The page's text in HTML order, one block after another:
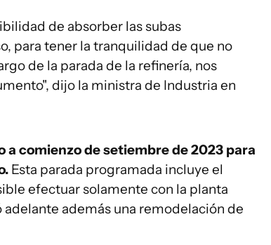
de absorber las subas
para tener la tranquilidad de que no
de la parada de la refinería, nos
dijo la ministra de Industria en
a comienzo de setiembre de 2023 para
Esta parada programada incluye el
efectuar solamente con la planta
adelante además una remodelación de